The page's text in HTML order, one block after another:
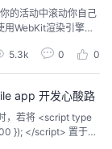
WebKit渲染引擎来
5.3k 0 0
app 开发心酸路